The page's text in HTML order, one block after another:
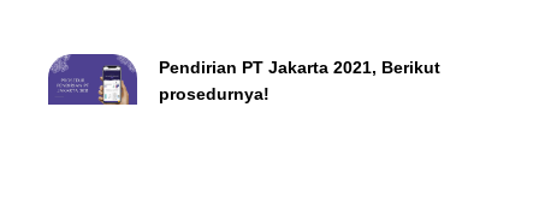
Pendirian PT Jakarta 2021, Berikut
prosedurnya!